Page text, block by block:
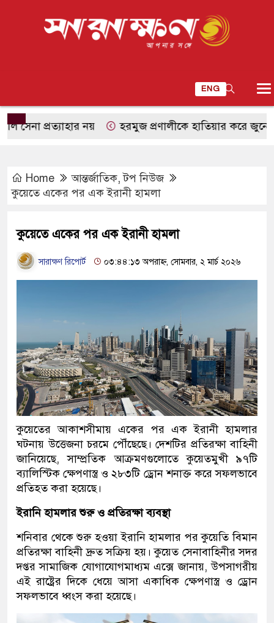
ENG
প্রত্যাহার নয় হরমুজ প্রণালীকে হাতিয়ার করে জুনের
Home আন্তর্জাতিক,টপ নিউজ
কুয়েতে একের পর এক ইরানী হামলা
কুয়েতে একের পর এক ইরানী হামলা
সারাক্ষণ রিপোর্ট ০৩:৪৪:১৩ অপরাহ্ন, সোমবার, ২ মার্চ ২০২৬
কুয়েতের আকাশসীমায় একের পর এক ইরানী হামলার
ঘটনায় উত্তেজনা চরমে পৌঁছেছে। দেশটির প্রতিরক্ষা বাহিনী
জানিয়েছে, সাম্প্রতিক আক্রমণগুলোতে কুয়েতমুখী ৯৭টি
ব্যালিস্টিক ক্ষেপণাস্ত্র ও ২৮৩টি ড্রোন শনাক্ত করে সফলভাবে
প্রতিহত করা হয়েছে।
ইরানি হামলার শুরু ও প্রতিরক্ষা ব্যবস্থা
শনিবার থেকে শুরু হওয়া ইরানি হামলার পর কুয়েতি বিমান
প্রতিরক্ষা বাহিনী দ্রুত সক্রিয় হয়। কুয়েত সেনাবাহিনীর সদর
দপ্তর সামাজিক যোগাযোগমাধ্যম এক্সে জানায়, উপসাগরীয়
এই রাষ্ট্রের দিকে ধেয়ে আসা একাধিক ক্ষেপণাস্ত্র ও ড্রোন
সফলভাবে ধ্বংস করা হয়েছে।